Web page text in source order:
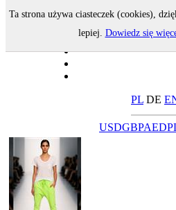
PL DE
USDGBPAED
Ta strona używa ciasteczek (cookies),
lepiej. Dowiedz się